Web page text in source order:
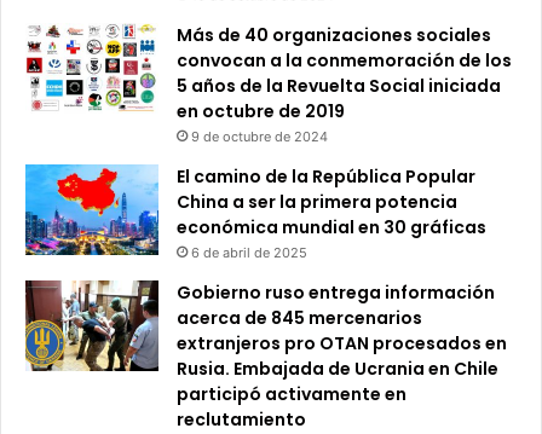
Más de 40 organizaciones sociales
convocan a la conmemoración de los
5 años de la Revuelta Social iniciada
en octubre de 2019
9 de octubre de 2024
El camino de la República Popular
China a ser la primera potencia
económica mundial en 30 gráficas
6 de abril de 2025
Gobierno ruso entrega información
acerca de 845 mercenarios
extranjeros pro OTAN procesados en
Rusia. Embajada de Ucrania en Chile
participó activamente en
reclutamiento